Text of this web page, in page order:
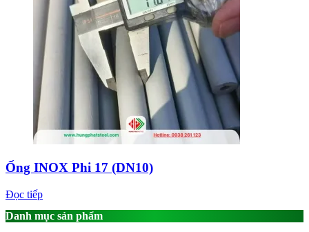
Ống INOX Phi 17 (DN10)
Đọc tiếp
Danh mục sản phẩm